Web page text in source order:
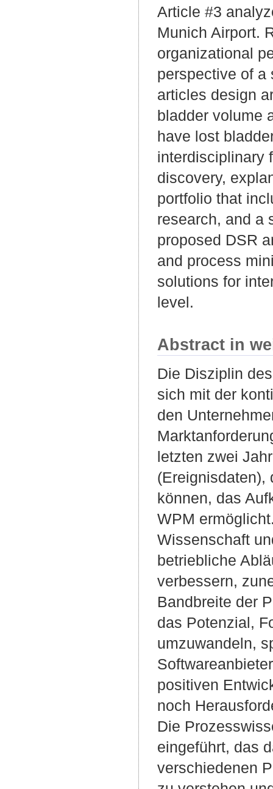
Article #3
Munich Airport.
organizational
perspective of a
articles design
bladder volume
have lost
interdisciplinary
discovery,
portfolio that
research, and a
proposed DSR
and process
solutions for
level.
Abstract in
Die Disziplin
sich mit der
den
letzten zwei
(Ereignisdaten),
können, das
WPM
Wissenschaft
betriebliche
verbessern,
Bandbreite der
das Potenzial,
umzuwandeln,
positiven
noch
Die
eingeführt, das
verschiedenen